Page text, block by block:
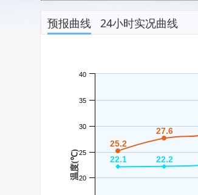
预报曲线 24小时实况曲线
温度(℃)
25.2
25.2
27.6
27.6
22.1
22.1 22.2
22.2
20
30
40
25
35